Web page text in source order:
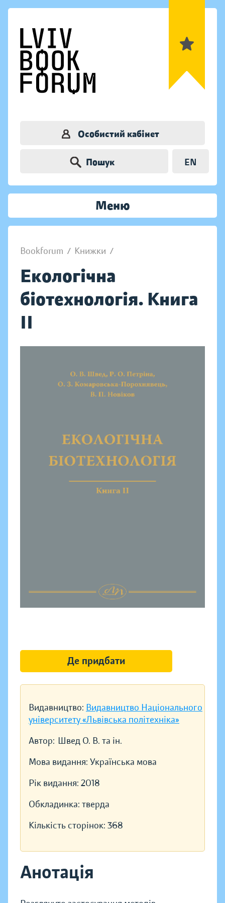
Особистий кабінет
Пошук EN
Меню
Bookforum / Книжки /
Екологічна
біотехнологія. Книга
ІІ
Видавництво: Видавництво Національного
університету «Львівська політехніка»
Автор: Швед О. В. та ін.
Мова видання: Українська мова
Рік видання: 2018
Обкладинка: тверда
Кількість сторінок: 368
Анотація
Де придбати